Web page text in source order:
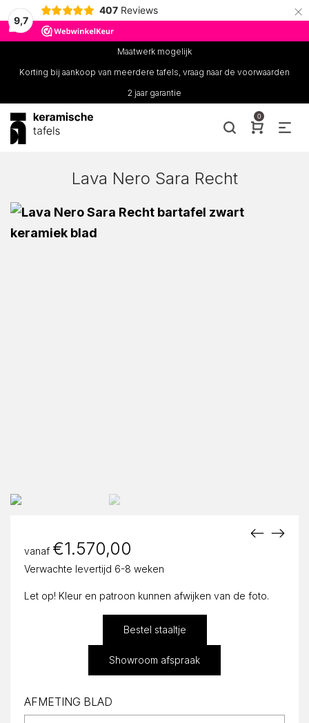
9,7
407 Reviews ×
Maatwerk mogelijk
Korting bij aankoop van meerdere tafels, vraag naar de voorwaarden
2 jaar garantie
0
Lava Nero Sara Recht
vanaf €1.570,00
Verwachte levertijd 6-8 weken
Let op! Kleur en patroon kunnen afwijken van de foto.
Bestel staaltje
Showroom afspraak
AFMETING BLAD